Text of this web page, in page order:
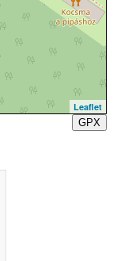
Leaflet
GPX